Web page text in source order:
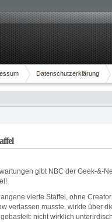
Datenschutzerklärung
gibt NBC der Geek-&-
vierte Staffel, ohne
verlassen musste, wirkte über
nicht wirklich